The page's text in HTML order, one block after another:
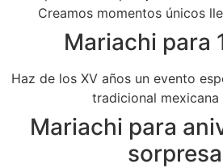
Creamos momentos únicos
Mariachi para
Haz de los XV años un evento
tradicional mexicana
Mariachi para